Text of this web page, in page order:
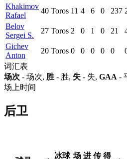
Khakimov
Rafael
40 Toros 11 4 6 0 237
Belov
Sergei S.
27 Toros 2 0 1 0 21
Gichev
Anton
20 Toros 0 0 0 0 0
词汇表
场次 - 场次, 胜 - 胜, 失 - 失, GAA -
场上时间
后卫
冰球 场 进 传 得